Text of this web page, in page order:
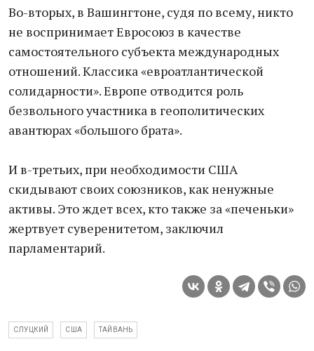
Во-вторых, в Вашингтоне, судя по всему, никто
не воспринимает Евросоюз в качестве
самостоятельного субъекта международных
отношений. Классика «евроатлантической
солидарности». Европе отводится роль
безвольного участника в геополитических
авантюрах «большого брата».
И в-третьих, при необходимости США
скидывают своих союзников, как ненужные
активы. Это ждет всех, кто также за «печеньки»
жертвует суверенитетом, заключил
парламентарий.
СЛУЦКИЙ США ТАЙВАНЬ